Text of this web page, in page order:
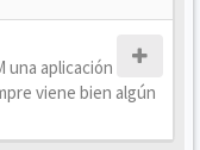
una aplicación
viene bien algún